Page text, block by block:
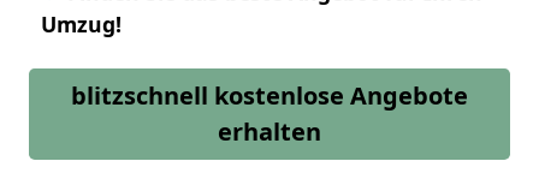
Umzug!
blitzschnell kostenlose Angebote
erhalten